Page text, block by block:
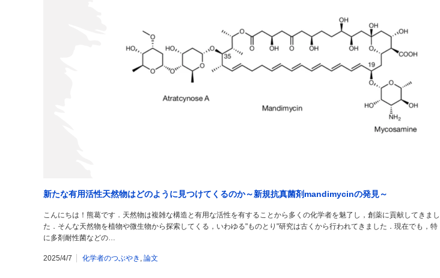
新たな有用活性天然物はどのように見つけてくるのか～新規抗真菌剤mandimycinの発見～
こんにちは！熊葛です．天然物は複雑な構造と有用な活性を有することから多くの化学者を魅了し，創薬に貢献してきまし
た．そんな天然物を植物や微生物から探索してくる，いわゆる"ものとり"研究は古くから行われてきました．現在でも，特
に多剤耐性菌などの…
2025/4/7 化学者のつぶやき , 論文